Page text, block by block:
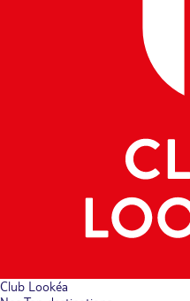
Club Lookéa